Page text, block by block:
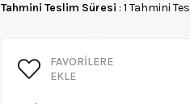
Tahmini Teslim Süresi : 1 Tahmini
FAVORILERE
EKLE